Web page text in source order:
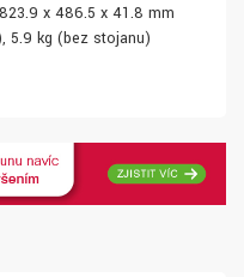
x 486.5 x 41.8 mm
5.9 kg (bez stojanu)